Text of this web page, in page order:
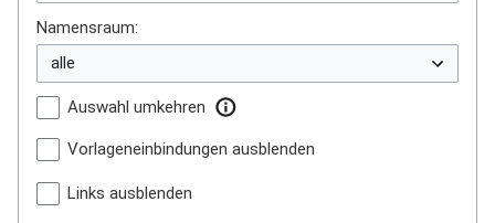
Namensraum:
Auswahl umkehren
Vorlageneinbindungen ausblenden
Links ausblenden